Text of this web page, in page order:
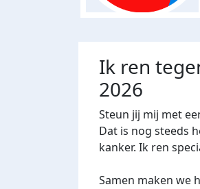
Ik ren
2026
Steun jij mij met
Dat is nog steeds
kanker. Ik ren
Samen maken we